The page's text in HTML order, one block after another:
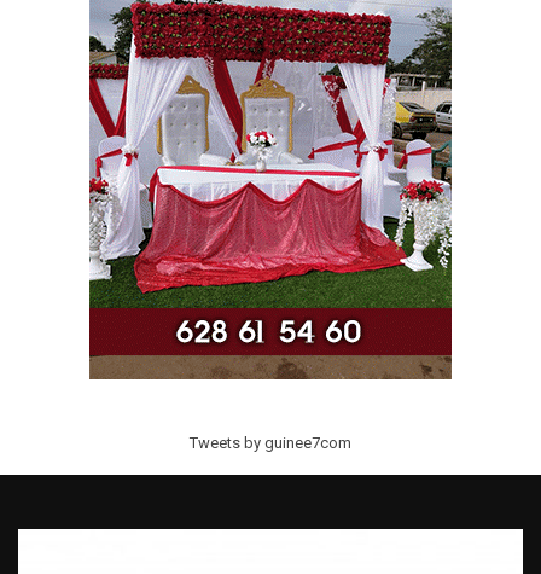
Tweets by guinee7com